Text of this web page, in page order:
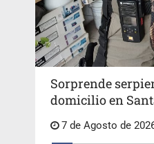
Sorprende
domicilio en
7 de Agosto de